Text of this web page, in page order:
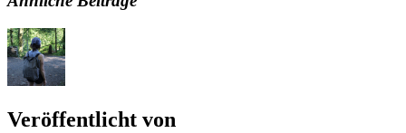
Veröffentlicht von